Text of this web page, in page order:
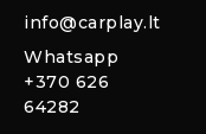
info@carplay.lt
Whatsapp
+370 626
64282
galinio